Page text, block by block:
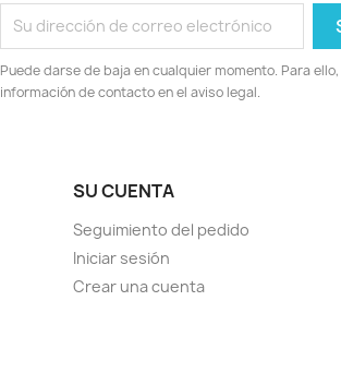
Puede darse de baja en cualquier momento. Para
información de contacto en el aviso legal.
SU CUENTA
Seguimiento del pedido
Iniciar sesión
Crear una cuenta